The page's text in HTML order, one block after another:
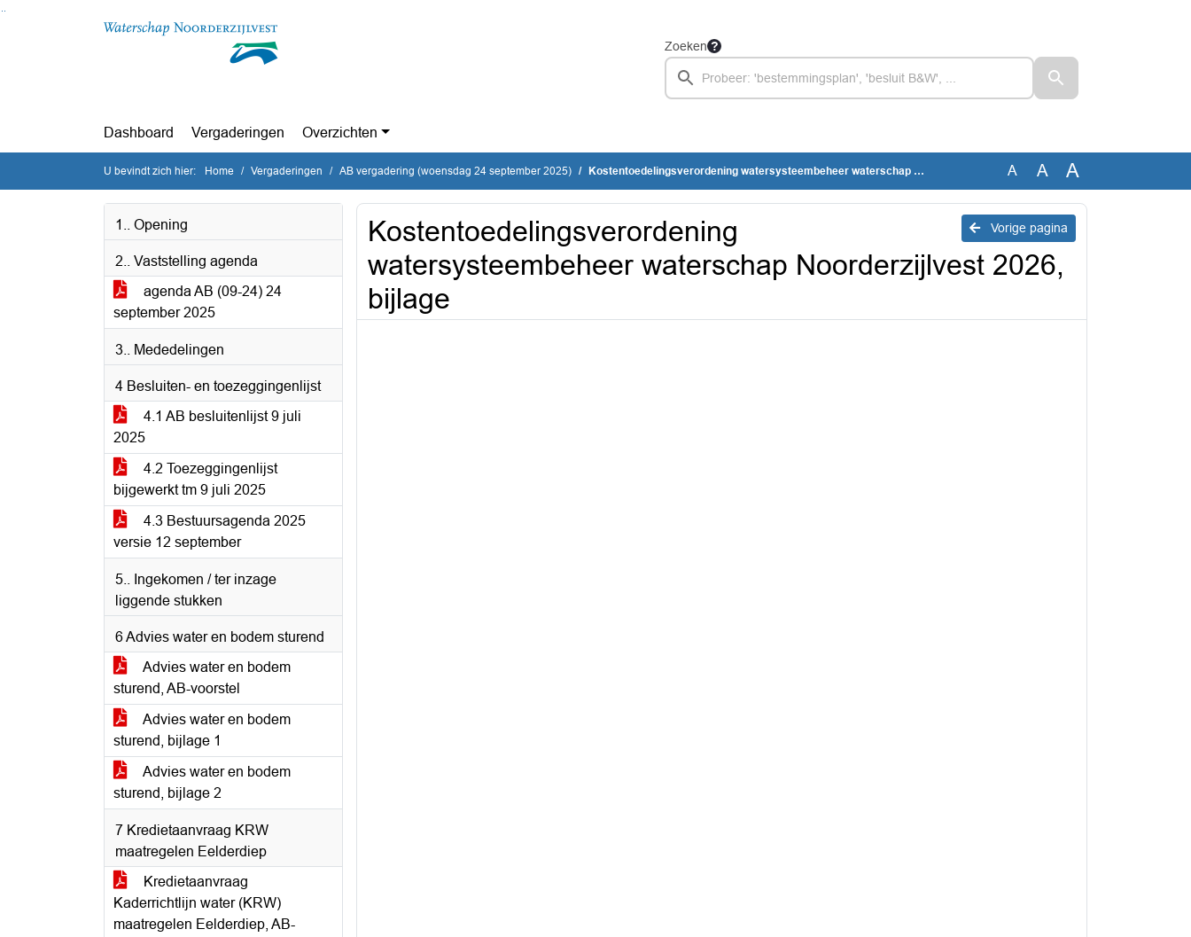
Ga naar de inhoud van deze pagina
Ga naar het zoeken
Ga naar het menu
Zoeken
Dashboard Vergaderingen Overzichten
U bevindt zich hier: Home Vergaderingen AB vergadering (woensdag 24 september 2025) Kostentoedelingsverordening watersysteembeheer waterschap Noorderzijlvest 2026, bijlage A A A
1.. Opening
2.. Vaststelling agenda
agenda AB (09-24) 24
september 2025
3.. Mededelingen
4 Besluiten- en toezeggingenlijst
4.1 AB besluitenlijst 9 juli
2025
4.2 Toezeggingenlijst
bijgewerkt tm 9 juli 2025
4.3 Bestuursagenda 2025
versie 12 september
5.. Ingekomen / ter inzage
liggende stukken
6 Advies water en bodem sturend
Advies water en bodem
sturend, AB-voorstel
Advies water en bodem
sturend, bijlage 1
Advies water en bodem
sturend, bijlage 2
7 Kredietaanvraag KRW
maatregelen Eelderdiep
Kredietaanvraag
Kaderrichtlijn water (KRW)
maatregelen Eelderdiep, AB-
Vorige pagina
Kostentoedelingsverordening
watersysteembeheer waterschap Noorderzijlvest 2026,
bijlage